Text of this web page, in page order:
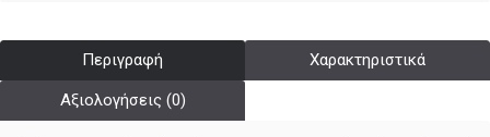
Περιγραφή Χαρακτηριστικά
Αξιολογήσεις (0)